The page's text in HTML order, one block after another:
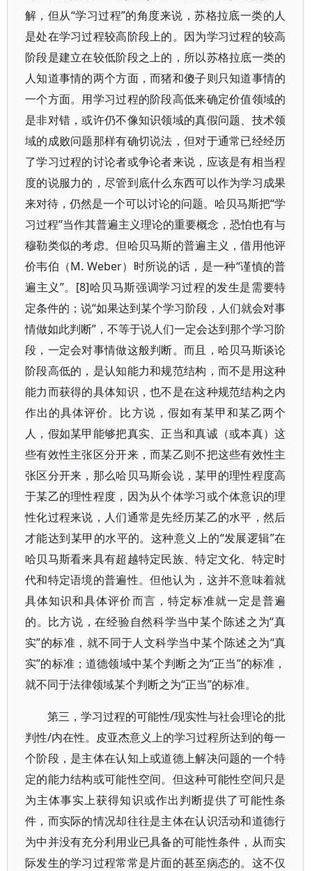
解，但从“学习过程”的角度来说，苏格拉底一类的人
是处在学习过程较高阶段上的。因为学习过程的较高
阶段是建立在较低阶段之上的，所以苏格拉底一类的
人知道事情的两个方面，而猪和傻子则只知道事情的
一个方面。用学习过程的阶段高低来确定价值领域的
是非对错，或许仍不像知识领域的真假问题、技术领
域的成败问题那样有确切说法，但对于通常已经经历
了学习过程的讨论者或争论者来说，应该是有相当程
度的说服力的，尽管到底什么东西可以作为学习成果
来对待，仍然是一个可以讨论的问题。哈贝马斯把“学
习过程”当作其普遍主义理论的重要概念，恐怕也有与
穆勒类似的考虑。但哈贝马斯的普遍主义，借用他评
价韦伯（M. Weber）时所说的话，是一种“谨慎的普
遍主义”。[8]哈贝马斯强调学习过程的发生是需要特
定条件的；说“如果达到某个学习阶段，人们就会对事
情做如此判断”，不等于说人们一定会达到那个学习阶
段，一定会对事情做这般判断。而且，哈贝马斯谈论
阶段高低的，是认知能力和规范结构，而不是用这种
能力而获得的具体知识，也不是在这种规范结构之内
作出的具体评价。比方说，假如有某甲和某乙两个
人，假如某甲能够把真实、正当和真诚（或本真）这
些有效性主张区分开来，而某乙则不把这些有效性主
张区分开来，那么哈贝马斯会说，某甲的理性程度高
于某乙的理性程度，因为从个体学习或个体意识的理
性化过程来说，人们通常是先经历某乙的水平，然后
才能达到某甲的水平的。这种意义上的“发展逻辑”在
哈贝马斯看来具有超越特定民族、特定文化、特定时
代和特定语境的普遍性。但他认为，这并不意味着就
具体知识和具体评价而言，特定标准就一定是普遍
的。比方说，在经验自然科学当中某个陈述之为“真
实”的标准，就不同于人文科学当中某个陈述之为“真
实”的标准；道德领域中某个判断之为“正当”的标准，
就不同于法律领域某个判断之为“正当”的标准。
第三，学习过程的可能性/现实性与社会理论的批
判性/内在性。皮亚杰意义上的学习过程所达到的每一
个阶段，是主体在认知上或道德上解决问题的一个特
定的能力结构或可能性空间。但这种可能性空间只是
为主体事实上获得知识或作出判断提供了可能性条
件，而实际的情况却往往是主体在认识活动和道德行
为中并没有充分利用业已具备的可能性条件，从而实
际发生的学习过程常常是片面的甚至病态的。这不仅